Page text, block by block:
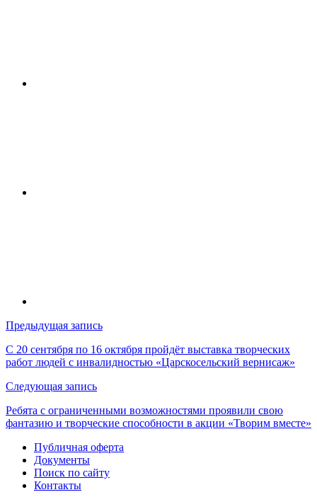
Навигация
по
записям
Предыдущая запись
С 20 сентября по 16 октября пройдёт выставка творческих
работ людей с инвалидностью «Царскосельский вернисаж»
Следующая запись
Ребята с ограниченными возможностями проявили свою
фантазию и творческие способности в акции «Творим вместе»
Публичная оферта
Документы
Поиск по сайту
Контакты